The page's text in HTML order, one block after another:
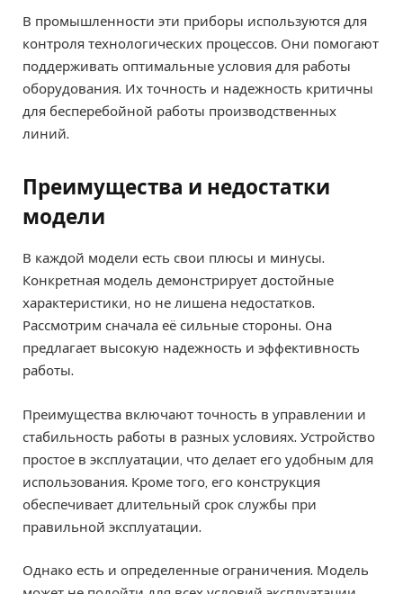
В промышленности эти приборы используются для
контроля технологических процессов. Они помогают
поддерживать оптимальные условия для работы
оборудования. Их точность и надежность критичны
для бесперебойной работы производственных
линий.
Преимущества и недостатки
модели
В каждой модели есть свои плюсы и минусы.
Конкретная модель демонстрирует достойные
характеристики, но не лишена недостатков.
Рассмотрим сначала её сильные стороны. Она
предлагает высокую надежность и эффективность
работы.
Преимущества включают точность в управлении и
стабильность работы в разных условиях. Устройство
простое в эксплуатации, что делает его удобным для
использования. Кроме того, его конструкция
обеспечивает длительный срок службы при
правильной эксплуатации.
Однако есть и определенные ограничения. Модель